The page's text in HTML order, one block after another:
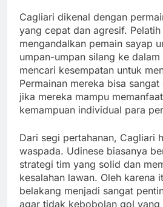
Cagliari dikenal dengan
yang cepat dan agresif.
mengandalkan pemain sayap
umpan-umpan silang ke
mencari kesempatan untuk
Permainan mereka bisa
jika mereka mampu
kemampuan individual para
Dari segi pertahanan, Cagliari
waspada. Udinese biasanya
strategi tim yang solid dan
kesalahan lawan. Oleh karena
belakang menjadi sangat
agar tidak kebobolan gol yang